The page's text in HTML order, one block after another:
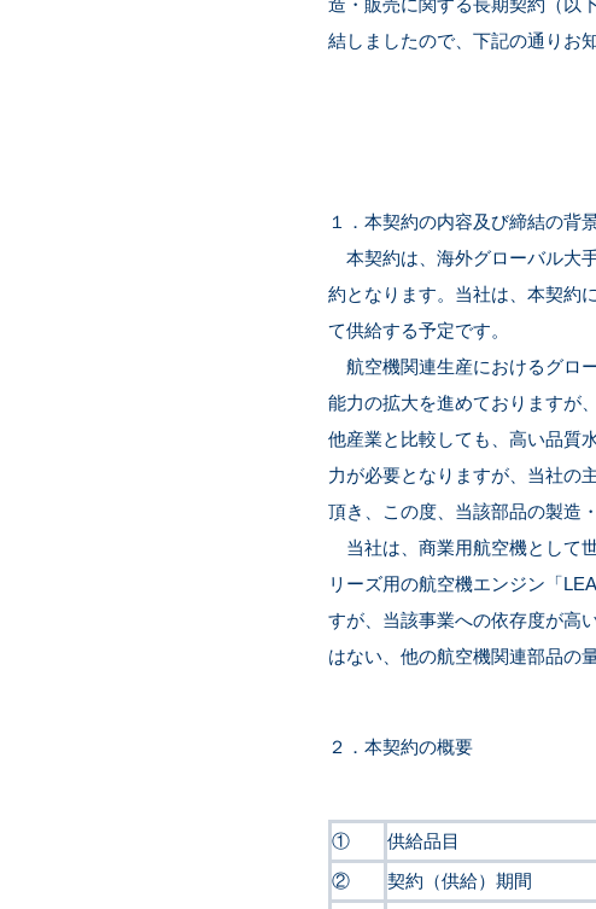
造・販売に関する長期契約（以
結しましたので、下記の通りお
１．本契約の内容及び締結の背
本契約は、海外グローバル大
約となります。当社は、本契約
て供給する予定です。
航空機関連生産におけるグロ
能力の拡大を進めておりますが
他産業と比較しても、高い品質
力が必要となりますが、当社の
頂き、この度、当該部品の製造
当社は、商業用航空機として
リーズ用の航空機エンジン「
すが、当該事業への依存度が高
はない、他の航空機関連部品の
２．本契約の概要
① 供給品目
②
契約（供給）期間